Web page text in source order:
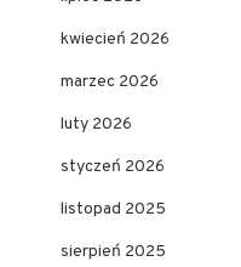
kwiecień 2026
marzec 2026
luty 2026
styczeń 2026
listopad 2025
sierpień 2025